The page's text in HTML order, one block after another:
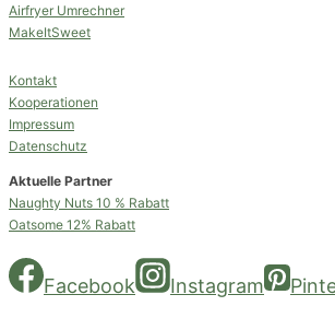
Airfryer Umrechner
MakeItSweet
Kontakt
Kooperationen
Impressum
Datenschutz
Aktuelle Partner
Naughty Nuts 10 % Rabatt
Oatsome 12% Rabatt
Facebook Instagram